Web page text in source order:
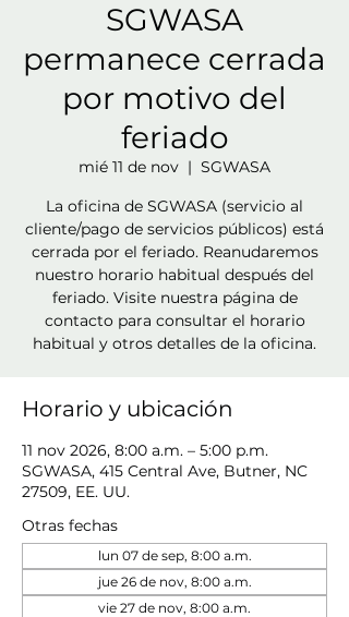
SGWASA
permanece cerrada
por motivo del
feriado
mié 11 de nov
  |
SGWASA
La oficina de SGWASA (servicio al
cliente/pago de servicios públicos) está
cerrada por el feriado. Reanudaremos
nuestro horario habitual después del
feriado. Visite nuestra página de
contacto para consultar el horario
habitual y otros detalles de la oficina.
Horario y ubicación
11 nov 2026, 8:00 a.m. – 5:00 p.m.
SGWASA, 415 Central Ave, Butner, NC
27509, EE. UU.
Otras fechas
lun 07 de sep, 8:00 a.m.
jue 26 de nov, 8:00 a.m.
vie 27 de nov, 8:00 a.m.